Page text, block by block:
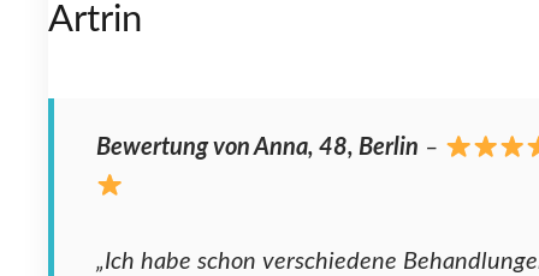
Artrin
Bewertung von Anna, 48, Berlin –
„Ich habe schon verschiedene